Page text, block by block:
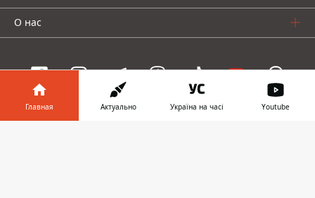
О нас
Главная Актуально Україна на часі Youtube